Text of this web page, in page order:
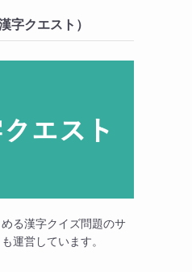
字クエスト）
る漢字クイズ問題のサ
も運営しています。